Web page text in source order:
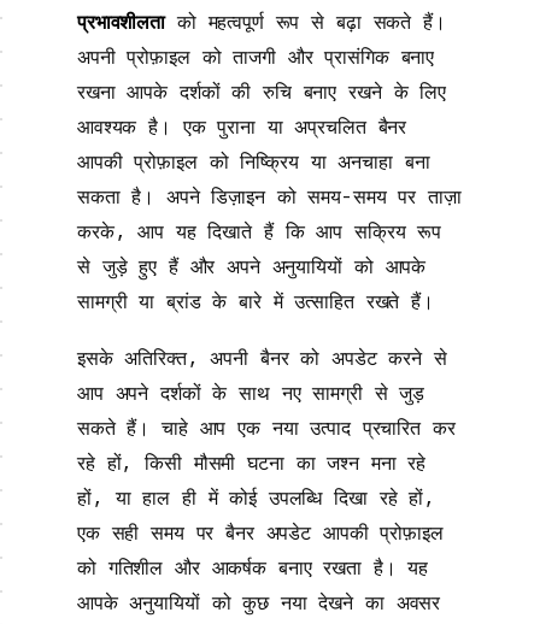
प्रभावशीलताको महत्वपूर्ण रूप से बढ़ा सकते हैं।
अपनी प्रोफ़ाइल को ताजगी और प्रासंगिक बनाए
रखना आपके दर्शकों की रुचि बनाए रखने के लिए
आवश्यक है। एक पुराना या अप्रचलित बैनर
आपकी प्रोफ़ाइल को निष्क्रिय या अनचाहा बना
सकता है। अपने डिज़ाइन को समय-समय पर ताज़ा
करके, आप यह दिखाते हैं कि आप सक्रिय रूप
से जुड़े हुए हैं और अपने अनुयायियों को आपके
सामग्री या ब्रांड के बारे में उत्साहित रखते हैं।
इसके अतिरिक्त, अपनी बैनर को अपडेट करने से
आप अपने दर्शकों के साथ नए सामग्री से जुड़
सकते हैं। चाहे आप एक नया उत्पाद प्रचारित कर
रहे हों, किसी मौसमी घटना का जश्न मना रहे
हों, या हाल ही में कोई उपलब्धि दिखा रहे हों,
एक सही समय पर बैनर अपडेट आपकी प्रोफ़ाइल
को गतिशील और आकर्षक बनाए रखता है। यह
आपके अनुयायियों को कुछ नया देखने का अवसर